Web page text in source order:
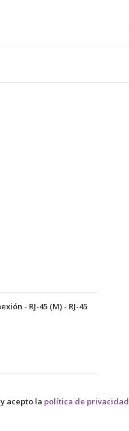
- RJ-45 (M) - RJ-45
acepto la política de privacidad